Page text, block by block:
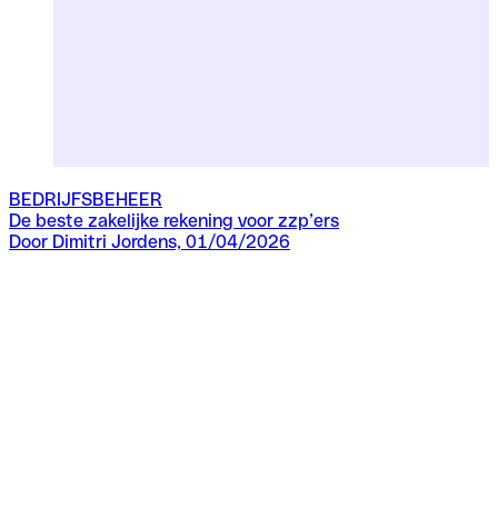
BEDRIJFSBEHEER
De beste zakelijke rekening voor zzp’ers
Door Dimitri Jordens, 01/04/2026